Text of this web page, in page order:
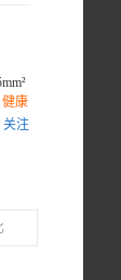
康
关注